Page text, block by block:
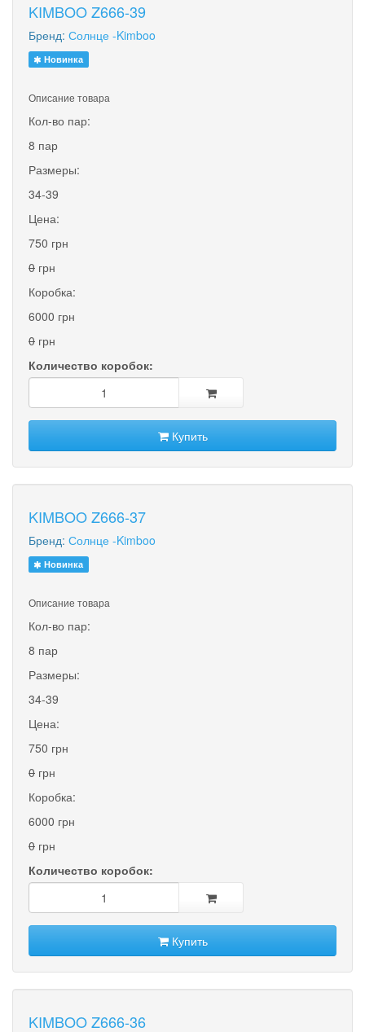
KIMBOO Z666-39
Бренд: Солнце -Kimboo
Новинка
Описание товара
Кол-во пар:
8 пар
Размеры:
34-39
Цена:
750 грн
0 грн
Коробка:
6000 грн
0 грн
Количество коробок:
Купить
KIMBOO Z666-37
Бренд: Солнце -Kimboo
Новинка
Описание товара
Кол-во пар:
8 пар
Размеры:
34-39
Цена:
750 грн
0 грн
Коробка:
6000 грн
0 грн
Количество коробок:
Купить
KIMBOO Z666-36